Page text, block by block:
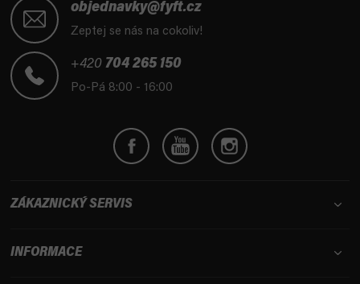
objednavky@fyft.cz
Zeptej se nás na cokoliv!
+420 704 265 150
Po-Pá 8:00 - 16:00
ZÁKAZNICKÝ SERVIS
INFORMACE